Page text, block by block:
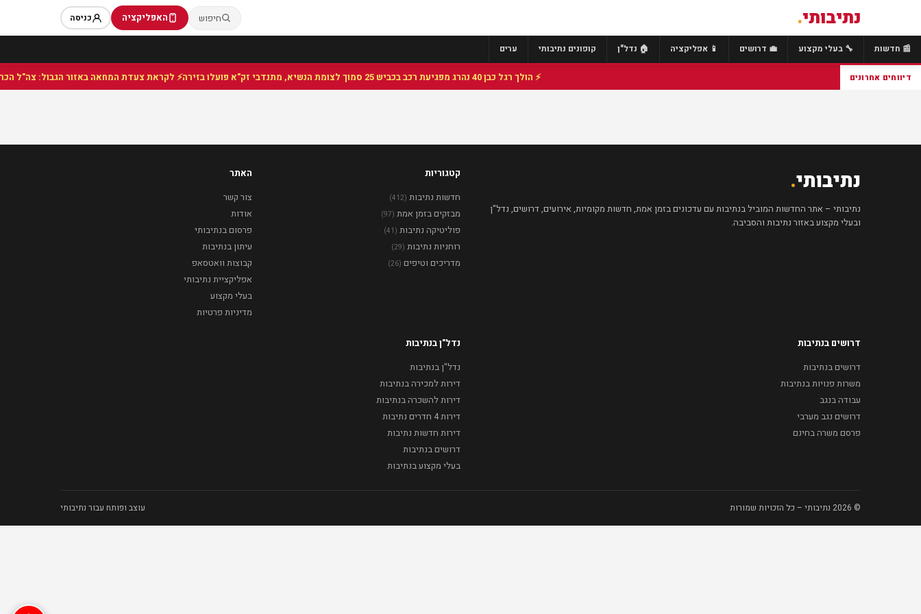
נתיבותי. חיפוש האפליקציה כניסה
📰 חדשות 🔧 בעלי מקצוע 💼 דרושים 📱 אפליקציה 🏠 נדל"ן קופונים נתיבותי ערים
דיווחים אחרונים ⚡ הולך רגל כבן 40 נהרג מפגיעת רכב בכביש 25 סמוך לצומת הנשיא, מתנדבי זק"א פועלו בזירה ⚡ לקראת צעדת המחאה באזור הגבול: צה"ל
נתיבותי.
נתיבותי – אתר החדשות המוביל בנתיבות עם עדכונים בזמן אמת, חדשות מקומיות, אירועים, דרושים, נדל"ן
ובעלי מקצוע באזור נתיבות והסביבה.
קטגוריות
חדשות נתיבות (412)
מבזקים בזמן אמת (97)
פוליטיקה נתיבות (41)
רוחניות נתיבות (29)
מדריכים וטיפים (26)
האתר
צור קשר
אודות
פרסום בנתיבותי
עיתון בנתיבות
קבוצות וואטסאפ
אפליקציית נתיבותי
בעלי מקצוע
מדיניות פרטיות
דרושים בנתיבות
דרושים בנתיבות
משרות פנויות בנתיבות
עבודה בנגב
דרושים נגב מערבי
פרסם משרה בחינם
נדל"ן בנתיבות
נדל"ן בנתיבות
דירות למכירה בנתיבות
דירות להשכרה בנתיבות
דירות 4 חדרים נתיבות
דירות חדשות נתיבות
דרושים בנתיבות
בעלי מקצוע בנתיבות
© 2026 נתיבותי – כל הזכויות שמורות עוצב ופותח עבור נתיבותי